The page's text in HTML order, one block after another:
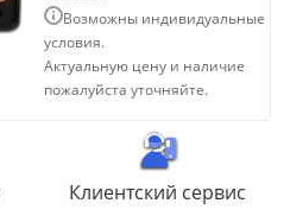
Возможны индивидуальные
условия.
Актуальную цену и наличие
пожалуйста уточняйте.
Клиентский сервис